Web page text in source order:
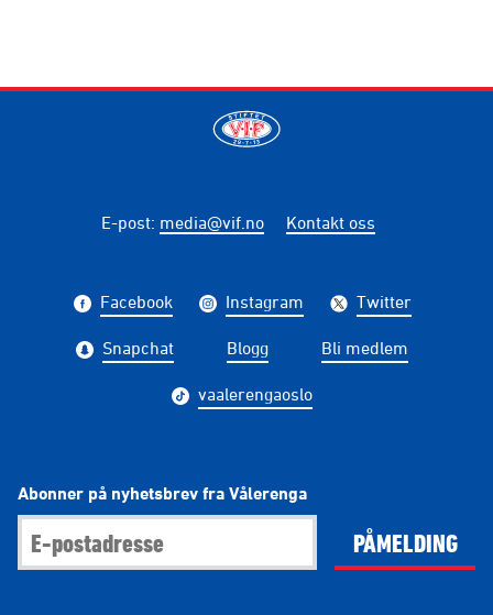
E-post: media@vif.no Kontakt oss
Facebook Instagram Twitter
Snapchat Blogg Bli medlem
vaalerengaoslo
Abonner på nyhetsbrev fra Vålerenga
PÅMELDING